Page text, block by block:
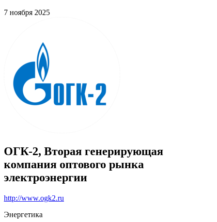
7 ноября 2025
ОГК-2, Вторая генерирующая
компания оптового рынка
электроэнергии
http://www.ogk2.ru
Энергетика